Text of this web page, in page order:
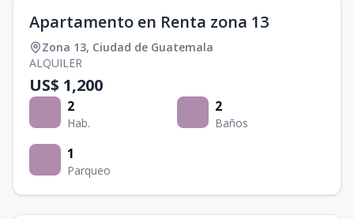
Apartamento en Renta zona 13
Zona 13, Ciudad de Guatemala
ALQUILER
US$ 1,200
2
Hab.
2
Baños
1
Parqueo